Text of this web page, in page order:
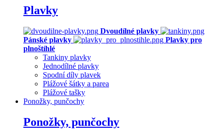
Plavky
Dvoudílné plavky
Pánské plavky
Plavky pro
plnoštíhlé
Tankiny plavky
Jednodílné plavky
Spodní díly plavek
Plážové šátky a parea
Plážové tašky
Ponožky, punčochy
Ponožky, punčochy